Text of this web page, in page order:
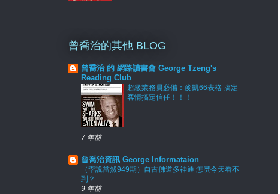
曾喬治的其他 BLOG
曾喬治 的 網路讀書會 George Tzeng's
Reading Club
超級業務員必備：麥凱66表格 搞定
客情搞定信任！！！
7 年前
曾喬治資訊 George Informataion
（李說當然949期）自古佛道多神通 怎麼今天看不
到？
9 年前